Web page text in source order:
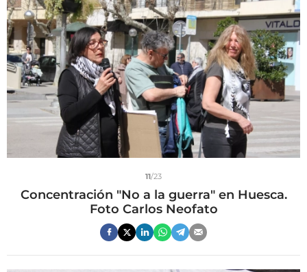
11/23
Concentración "No a la guerra" en Huesca.
Foto Carlos Neofato